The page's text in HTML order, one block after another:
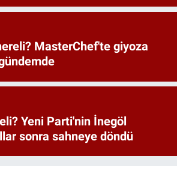
MasterChef'te giyoza
Yeni Parti'nin İnegöl
sonra sahneye döndü